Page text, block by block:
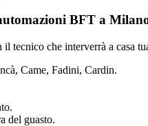
BFT a
tecnico che interverrà a casa
Came, Fadini, Cardin.
del guasto.